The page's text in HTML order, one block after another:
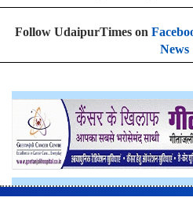
Follow UdaipurTimes on
News